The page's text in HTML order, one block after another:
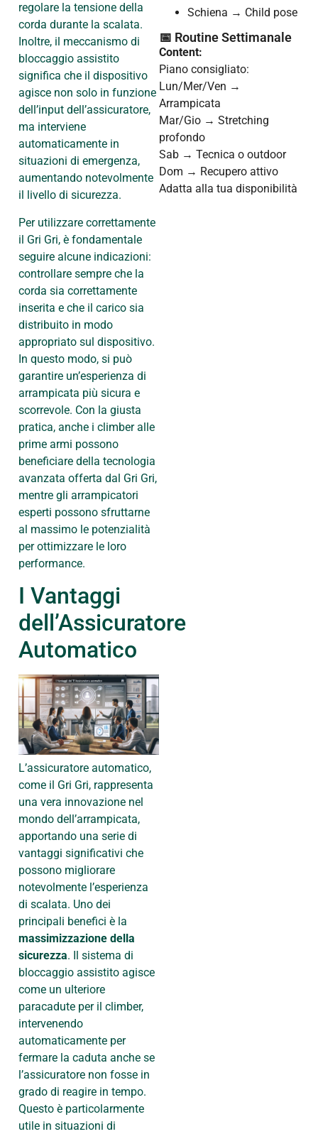
regolare la tensione della
corda durante la scalata.
Inoltre, il meccanismo di
bloccaggio assistito
significa che il dispositivo
agisce non solo in funzione
dell’input dell’assicuratore,
ma interviene
automaticamente in
situazioni di emergenza,
aumentando notevolmente
il livello di sicurezza.
Per utilizzare correttamente
il Gri Gri, è fondamentale
seguire alcune indicazioni:
controllare sempre che la
corda sia correttamente
inserita e che il carico sia
distribuito in modo
appropriato sul dispositivo.
In questo modo, si può
garantire un’esperienza di
arrampicata più sicura e
scorrevole. Con la giusta
pratica, anche i climber alle
prime armi possono
beneficiare della tecnologia
avanzata offerta dal Gri Gri,
mentre gli arrampicatori
esperti possono sfruttarne
al massimo le potenzialità
per ottimizzare le loro
performance.
I Vantaggi
dell’Assicuratore
Automatico
L’assicuratore automatico,
come il Gri Gri, rappresenta
una vera innovazione nel
mondo dell’arrampicata,
apportando una serie di
vantaggi significativi che
possono migliorare
notevolmente l’esperienza
di scalata. Uno dei
principali benefici è la
massimizzazione della
sicurezza. Il sistema di
bloccaggio assistito agisce
come un ulteriore
paracadute per il climber,
intervenendo
automaticamente per
fermare la caduta anche se
l’assicuratore non fosse in
grado di reagire in tempo.
Questo è particolarmente
utile in situazioni di
Schiena → Child pose
📅 Routine Settimanale
Content:
Piano consigliato:
Lun/Mer/Ven →
Arrampicata
Mar/Gio → Stretching
profondo
Sab → Tecnica o outdoor
Dom → Recupero attivo
Adatta alla tua disponibilità